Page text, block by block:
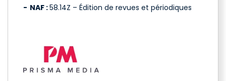
NAF :58.14Z – Édition de revues et périodiques